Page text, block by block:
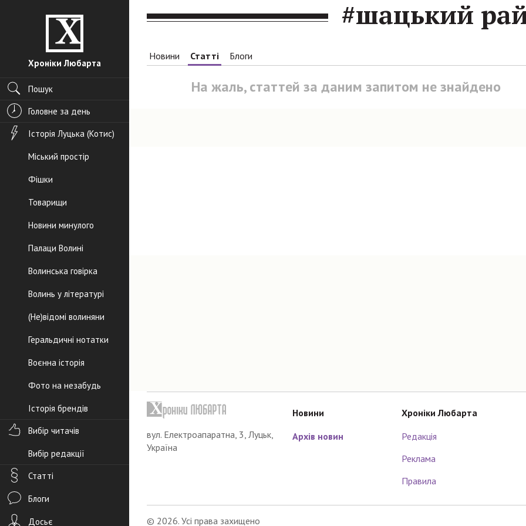
Хроніки Любарта
Пошук
Головне за день
Історія Луцька (Котис)
Міський простір
Фішки
Товарищи
Новини минулого
Палаци Волині
Волинська говірка
Волинь у літературі
(Не)відомі волиняни
Геральдичні нотатки
Воєнна історія
Фото на незабудь
Історія брендів
Вибір читачів
Вибір редакції
Статті
Блоги
Досьє
#шацький
Новини Статті Блоги
На жаль, статтей за даним запитом не знайдено
вул. Електроапаратна, 3, Луцьк,
Україна
Новини
Архів новин
Хроніки Любарта
Редакція
Реклама
Правила
© 2026. Усі права захищено